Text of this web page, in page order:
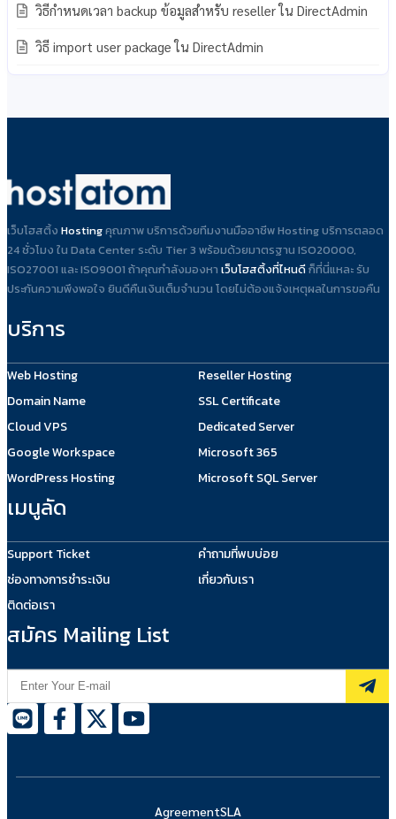
วิธีกำหนดเวลา backup ข้อมูลสำหรับ reseller ใน DirectAdmin
วิธี import user package ใน DirectAdmin
เว็บโฮสติ้ง Hostingคุณภาพ บริการด้วยทีมงานมืออาชีพ Hosting บริการตลอด
24 ชั่วโมง ใน Data Center ระดับ Tier 3 พร้อมด้วยมาตรฐาน ISO20000,
ISO27001 และ ISO9001 ถ้าคุณกำลังมองหา เว็บโฮสติ้งที่ไหนดีก็ที่นี่แหละ รับ
ประกันความพึงพอใจ ยินดีคืนเงินเต็มจำนวน โดยไม่ต้องแจ้งเหตุผลในการขอคืน
บริการ
Web Hosting
Domain Name
Cloud VPS
Google Workspace
WordPress Hosting
Reseller Hosting
SSL Certificate
Dedicated Server
Microsoft 365
Microsoft SQL Server
เมนูลัด
Support Ticket
ช่องทางการชำระเงิน
ติดต่อเรา
คำถามที่พบบ่อย
เกี่ยวกับเรา
สมัคร Mailing List
AgreementSLA